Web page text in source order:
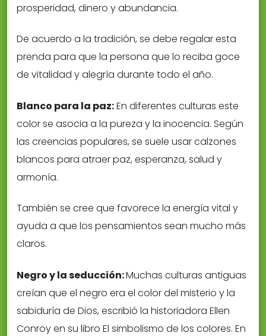
prosperidad, dinero y abundancia.
De acuerdo a la tradición, se debe regalar esta
prenda para que la persona que lo reciba goce
de vitalidad y alegría durante todo el año.
Blanco para la paz:En diferentes culturas este
color se asocia a la pureza y la inocencia. Según
las creencias populares, se suele usar calzones
blancos para atraer paz, esperanza, salud y
armonía.
También se cree que favorece la energía vital y
ayuda a que los pensamientos sean mucho más
claros.
Negro y la seducción:Muchas culturas antiguas
creían que el negro era el color del misterio y la
sabiduría de Dios, escribió la historiadora Ellen
Conroy en su libro El simbolismo de los colores. En